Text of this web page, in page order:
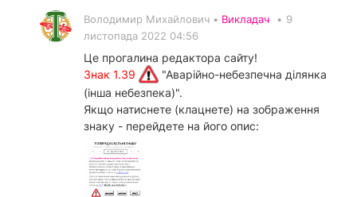
Володимир Михайлович • Викладач • 9
листопада 2022 04:56
Це прогалина редактора сайту!
Знак 1.39
"Аварійно-небезпечна ділянка
(інша небезпека)".
Якщо натиснете (клацнете) на зображення
знаку - перейдете на його опис: